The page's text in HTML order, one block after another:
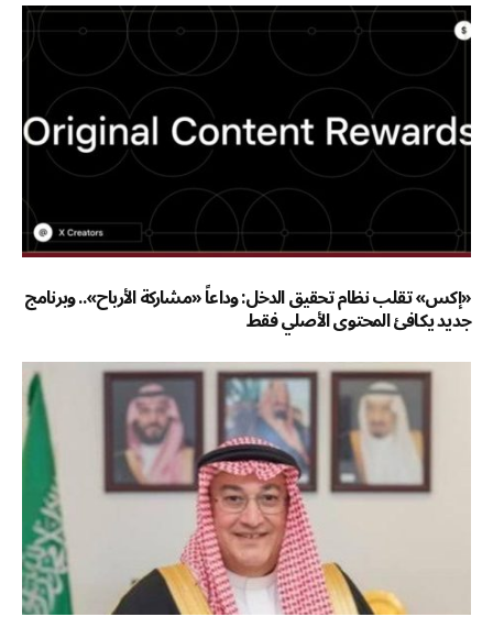
«إكس» تقلب نظام تحقيق الدخل: وداعاً «مشاركة الأرباح».. وبرنامج
جديد يكافئ المحتوى الأصلي فقط